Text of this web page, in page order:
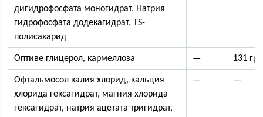
дигидрофосфата моногидрат, Натрия
гидрофосфата додекагидрат, TS-
полисахарид
Оптиве глицерол, кармеллоза — 131 грн
Офтальмосол калия хлорид, кальция
хлорида гексагидрат, магния хлорида
гексагидрат, натрия ацетата тригидрат,
— —